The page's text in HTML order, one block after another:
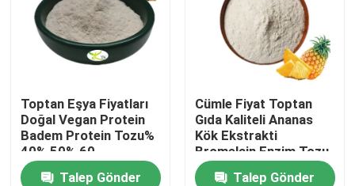
Toptan Eşya Fiyatları
Doğal Vegan Protein
Badem Protein Tozu%
40% 50% 60
Talep Gönder
Cümle Fiyat Toptan
Gıda Kaliteli Ananas
Kök Ekstrakti
Bromelain Enzim Tozu
1200/2400 GDU
Talep Gönder